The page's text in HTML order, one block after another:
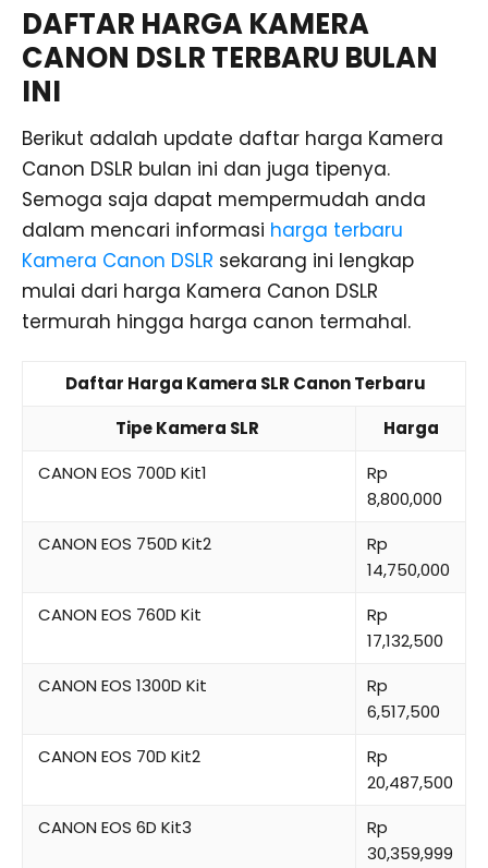
DAFTAR HARGA KAMERA
CANON DSLR TERBARU BULAN
INI
Berikut adalah update daftar harga Kamera
Canon DSLR bulan ini dan juga tipenya.
Semoga saja dapat mempermudah anda
dalam mencari informasi harga terbaru
Kamera Canon DSLR sekarang ini lengkap
mulai dari harga Kamera Canon DSLR
termurah hingga harga canon termahal.
Daftar Harga Kamera SLR Canon Terbaru
Tipe Kamera SLR
Harga
CANON EOS 700D Kit1
Rp
8,800,000
CANON EOS 750D Kit2
Rp
14,750,000
CANON EOS 760D Kit
Rp
17,132,500
CANON EOS 1300D Kit
Rp
6,517,500
CANON EOS 70D Kit2
Rp
20,487,500
CANON EOS 6D Kit3
Rp
30,359,999